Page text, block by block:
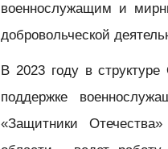
военнослужащим и
добровольческой
В 2023 году в
поддержке
«Защитники